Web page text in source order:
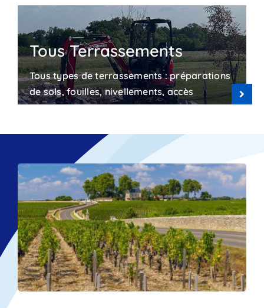
Tous Terrassements
Tous types de terrassements : préparations
de sols, fouilles, nivellements, accès